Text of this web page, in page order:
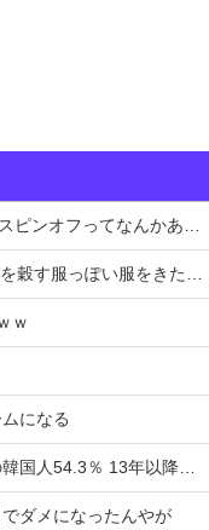
ンオフってなんかある？
きたホウオウボクへの反応！！！
ｗ
になる
最高に 日本人の韓国好感度は35.3％
ダメになったんやが